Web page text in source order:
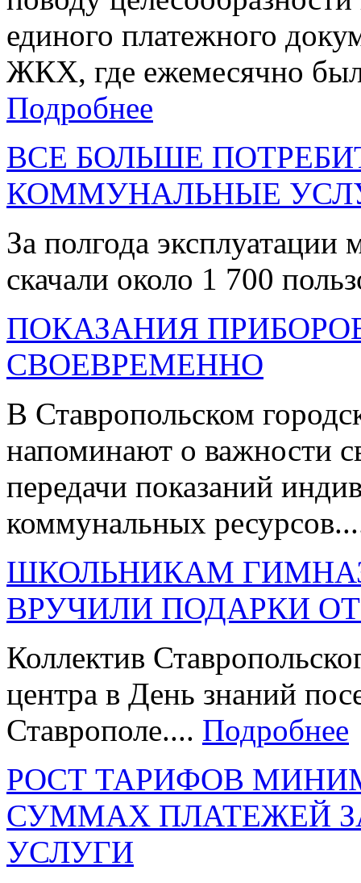
единого платежного
ЖКХ, где ежемесячно
Подробнее
ВСЕ БОЛЬШЕ
КОММУНАЛЬНЫЕ
За полгода
скачали около 1 700
ПОКАЗАНИЯ
СВОЕВРЕМЕННО
В Ставропольском
напоминают о важности
передачи показаний
коммунальных
ШКОЛЬНИКАМ
ВРУЧИЛИ ПОДАРКИ
Коллектив
центра в День знаний
Ставрополе.... Подробнее
РОСТ ТАРИФОВ
СУММАХ ПЛАТЕЖЕЙ
УСЛУГИ